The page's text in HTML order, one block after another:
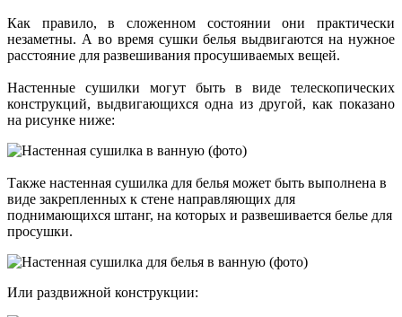
Как правило, в сложенном состоянии они практически
незаметны. А во время сушки белья выдвигаются на нужное
расстояние для развешивания просушиваемых вещей.
Настенные сушилки могут быть в виде телескопических
конструкций, выдвигающихся одна из другой, как показано
на рисунке ниже:
Также настенная сушилка для белья может быть выполнена в
виде закрепленных к стене направляющих для
поднимающихся штанг, на которых и развешивается белье для
просушки.
Или раздвижной конструкции: